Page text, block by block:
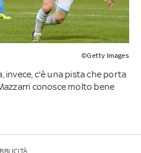
©Getty Images
invece, c'è una pista che porta
conosce molto bene